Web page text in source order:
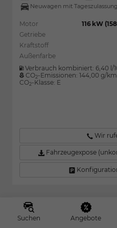
Suchen Angebote
Neuwagen mit Tageszulassung
Motor
116 kW
Getriebe
Kraftstoff
Außenfarbe
Verbrauch kombiniert: 6,40 l/
CO2-Emissionen: 144,00 g/km
CO2-Klasse: E
Wir
Fahrzeugexpose
NISSAN QASHQAI
TEKNA+ Premium